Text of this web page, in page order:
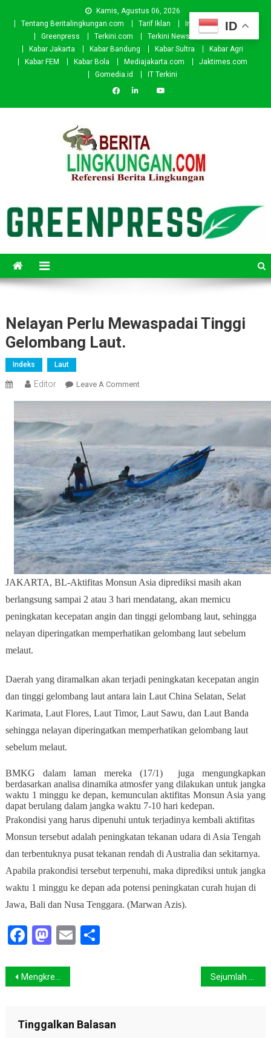
Kamis, Agustus 06, 2026
Tentang Beritalingkungan.com
Tarif Iklan Investor
Donasi
Greenpress
Terkini.com Terkini News
Kabar.id
Kabar Jakarta
Kabar Bandung Kabar Sultra
Kabar Agri
Kabar FEM
Kabar Bola Mediajakarta.com
Jaktimes.com
Gomedia.id
IT Terkini
Nelayan Perlu Mewaspadai Tinggi
Gelombang Laut.
Indeks Laut
Editor Leave A CommentOn
Mewaspadai
Gelombang
Laut.
JAKARTA, BL-Aktifitas Monsun Asia diprediksi masih akan
berlangsung sampai 2 atau 3 hari mendatang, akan memicu
peningkatan kecepatan angin dan tinggi gelombang laut, sehingga
nelayan diperingatkan memperhatikan gelombang laut sebelum
melaut.
Daerah yang diramalkan akan terjadi peningkatan kecepatan angin
dan tinggi gelombang laut antara lain Laut China Selatan, Selat
Karimata, Laut Flores, Laut Timor, Laut Sawu, dan Laut Banda
sehingga nelayan diperingatkan memperhatikan gelombang laut
sebelum melaut.
BMKG dalam laman mereka (17/1) juga mengungkapkan
berdasarkan analisa dinamika atmosfer yang dilakukan untuk jangka
waktu 1 minggu ke depan, kemunculan aktifitas Monsun Asia yang
dapat berulang dalam jangka waktu 7-10 hari kedepan.
Prakondisi yang harus dipenuhi untuk terjadinya kembali aktifitas
Monsun tersebut adalah peningkatan tekanan udara di Asia Tengah
dan terbentuknya pusat tekanan rendah di Australia dan sekitarnya.
Apabila prakondisi tersebut terpenuhi, maka diprediksi untuk jangka
waktu 1 minggu ke depan ada potensi peningkatan curah hujan di
Jawa, Bali dan Nusa Tenggara. (Marwan Azis).
Facebook
Mastodon
EmailShare
Navigasi
Mengkreasi Sepeda Disaat Banjir Sejumlah Kawasan di Jakarta Masih Teredam Air
Tinggalkan Balasan
ID